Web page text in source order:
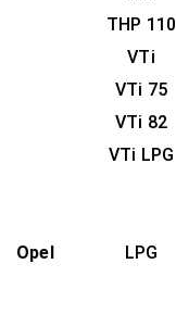
THP 110
VTi
VTi 75
VTi 82
VTi LPG
Opel LPG